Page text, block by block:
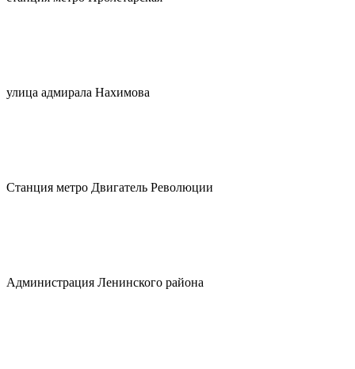
улица адмирала Нахимова
Станция метро Двигатель Революции
Администрация Ленинского района